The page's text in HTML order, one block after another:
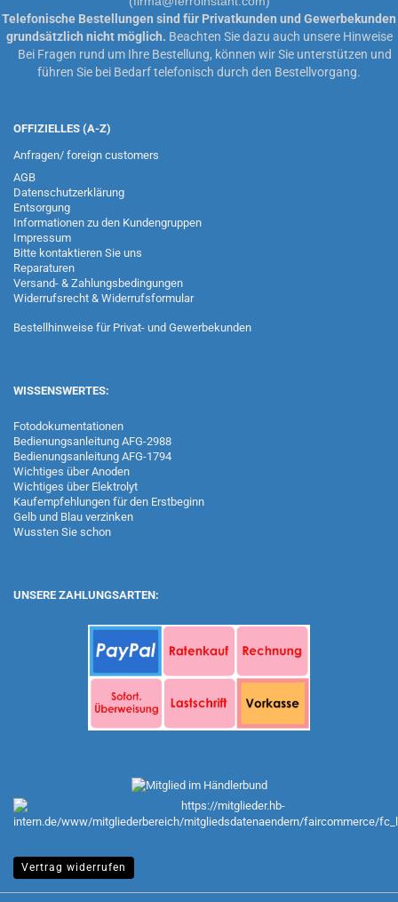
Telefonische Bestellungen sind für Privatkunden und Gewerbekunden
grundsätzlich nicht möglich. Beachten Sie dazu auch unsere Hinweise
Bei Fragen rund um Ihre Bestellung, können wir Sie unterstützen und
führen Sie bei Bedarf telefonisch durch den Bestellvorgang.
OFFIZIELLES (A-Z)
Anfragen/ foreign customers
AGB
Datenschutzerklärung
Entsorgung
Informationen zu den Kundengruppen
Impressum
Bitte kontaktieren Sie uns
Reparaturen
Versand- & Zahlungsbedingungen
Widerrufsrecht & Widerrufsformular
Bestellhinweise für Privat- und Gewerbekunden
WISSENSWERTES:
Fotodokumentationen
Bedienungsanleitung AFG-2988
Bedienungsanleitung AFG-1794
Wichtiges über Anoden
Wichtiges über Elektrolyt
Kaufempfehlungen für den Erstbeginn
Gelb und Blau verzinken
Wussten Sie schon
UNSERE ZAHLUNGSARTEN:
Vertrag widerrufen